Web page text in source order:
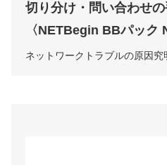
切り分け・問い合わせ
〈NETBegin BBパック
ネットワークトラブルの原因